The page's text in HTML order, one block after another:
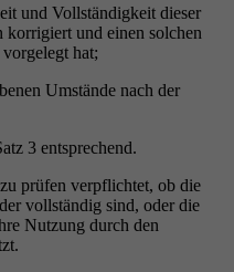
und Vollständigkeit dieser
korrigiert und einen solchen
hat;
Umstände nach der
3 entsprechend.
prüfen verpflichtet, ob die
vollständig sind, oder die
Nutzung durch den